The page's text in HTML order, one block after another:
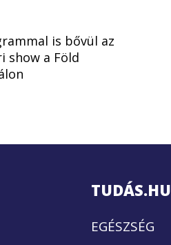
is bővül az
show a Föld
TUDÁS.HU
EGÉSZSÉG